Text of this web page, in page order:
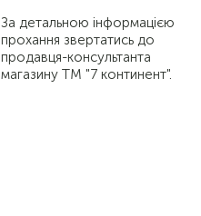
За детальною інформацією
прохання звертатись до
продавця-консультанта
магазину ТМ "7 континент".